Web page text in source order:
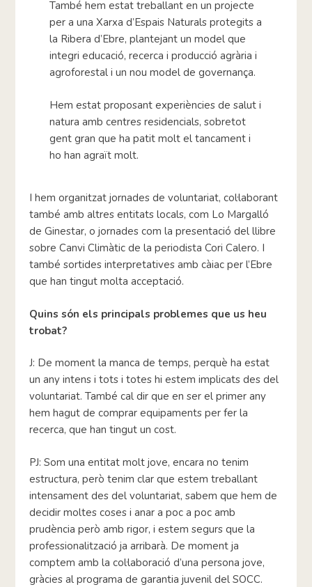
També hem estat treballant en un projecte
per a una Xarxa d’Espais Naturals protegits a
la Ribera d’Ebre, plantejant un model que
integri educació, recerca i producció agrària i
agroforestal i un nou model de governança.
Hem estat proposant experiències de salut i
natura amb centres residencials, sobretot
gent gran que ha patit molt el tancament i
ho han agraït molt.
I hem organitzat jornades de voluntariat, col·laborant
també amb altres entitats locals, com Lo Margalló
de Ginestar, o jornades com la presentació del llibre
sobre Canvi Climàtic de la periodista Cori Calero. I
també sortides interpretatives amb càiac per l’Ebre
que han tingut molta acceptació.
Quins són els principals problemes que us heu
trobat?
J: De moment la manca de temps, perquè ha estat
un any intens i tots i totes hi estem implicats des del
voluntariat. També cal dir que en ser el primer any
hem hagut de comprar equipaments per fer la
recerca, que han tingut un cost.
PJ: Som una entitat molt jove, encara no tenim
estructura, però tenim clar que estem treballant
intensament des del voluntariat, sabem que hem de
decidir moltes coses i anar a poc a poc amb
prudència però amb rigor, i estem segurs que la
professionalització ja arribarà. De moment ja
comptem amb la col·laboració d’una persona jove,
gràcies al programa de garantia juvenil del SOCC.